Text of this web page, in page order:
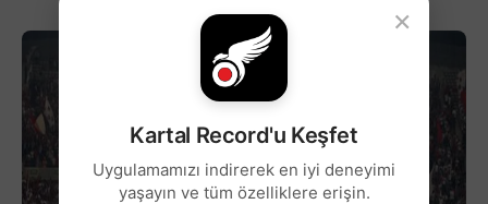
×
Kartal Record'u Keşfet
Uygulamamızı indirerek en iyi deneyimi
yaşayın ve tüm özelliklere erişin.